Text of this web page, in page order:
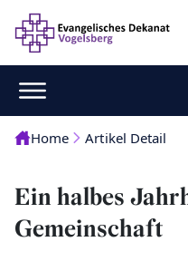
Home Artikel Detail
Ein halbes
Gemeinschaft